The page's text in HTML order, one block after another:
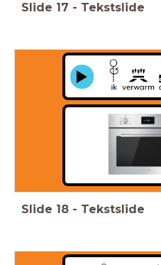
Slide 17 - Tekstslide
Slide 18 - Tekstslide